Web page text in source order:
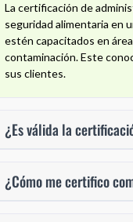
La certificación de
seguridad alimentaria en
estén capacitados en
contaminación. Este
sus clientes.
¿Es válida la
¿Cómo me certifico